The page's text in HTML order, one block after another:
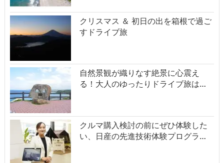
クリスマス ＆ 初日の出を箱根で過ご
すドライブ旅
自然景観が織りなす絶景に心震え
る！大人のゆったりドライブ旅は…
クルマ購入検討の前にぜひ体験した
い、日産の先進技術体験プログラ…